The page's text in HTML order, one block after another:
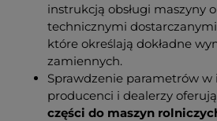
instrukcją obsługi maszyny
technicznymi
które określają dokładne
zamiennych.
Sprawdzenie parametrów w
producenci i dealerzy
części do maszyn